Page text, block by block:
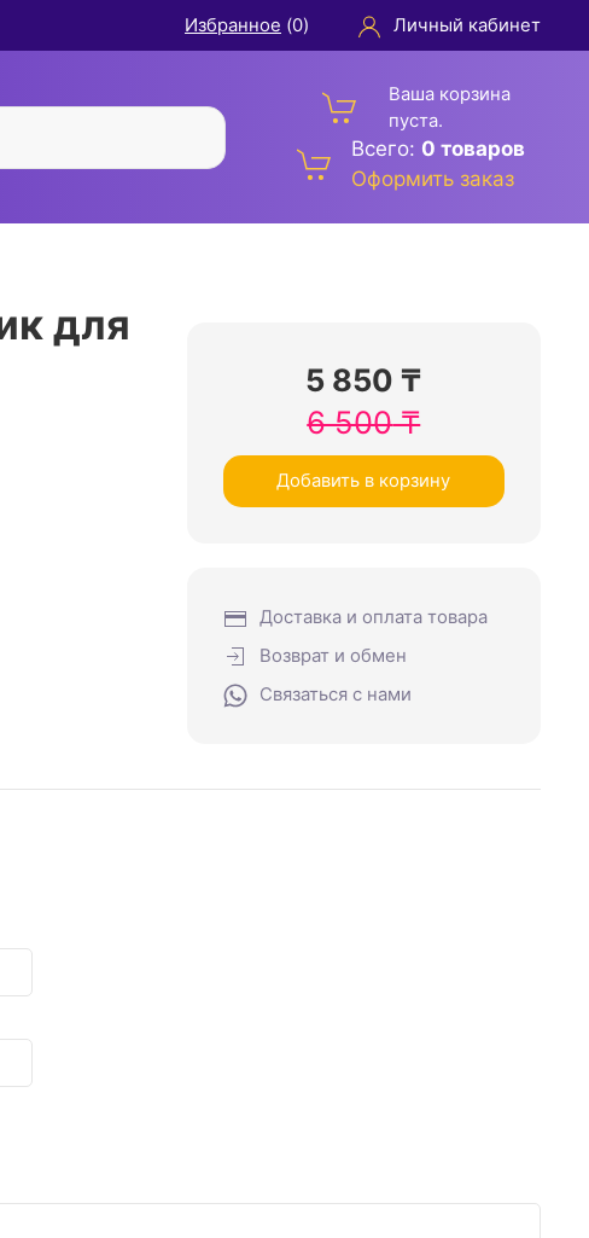
Избранное (0) Личный кабинет
Ваша корзина
пуста.
Всего: 0 товаров
Оформить заказ
для
5 850 ₸
6 500₸
Добавить в корзину
Доставка и оплата товара
Возврат и обмен
Связаться с нами